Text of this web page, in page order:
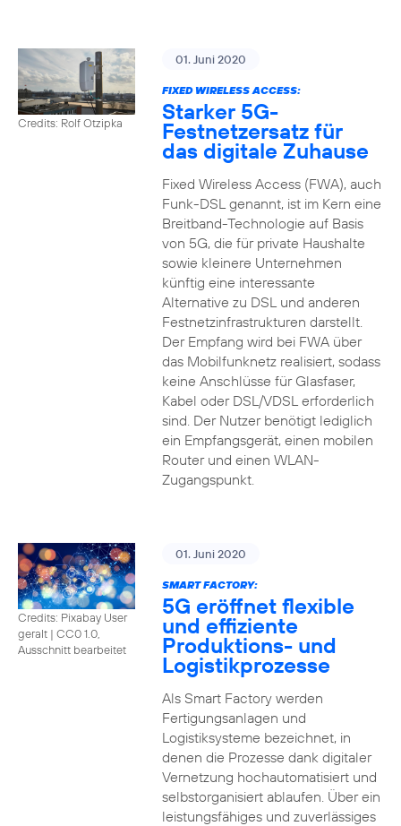
Credits: Rolf Otzipka
01. Juni 2020
FIXED WIRELESS ACCESS:
Starker 5G-
Festnetzersatz für
das digitale Zuhause
Fixed Wireless Access (FWA), auch
Funk-DSL genannt, ist im Kern eine
Breitband-Technologie auf Basis
von 5G, die für private Haushalte
sowie kleinere Unternehmen
künftig eine interessante
Alternative zu DSL und anderen
Festnetzinfrastrukturen darstellt.
Der Empfang wird bei FWA über
das Mobilfunknetz realisiert, sodass
keine Anschlüsse für Glasfaser,
Kabel oder DSL/VDSL erforderlich
sind. Der Nutzer benötigt lediglich
ein Empfangsgerät, einen mobilen
Router und einen WLAN-
Zugangspunkt.
Credits: Pixabay User
geralt | CC0 1.0,
Ausschnitt bearbeitet
01. Juni 2020
SMART FACTORY:
5G eröffnet flexible
und effiziente
Produktions- und
Logistikprozesse
Als Smart Factory werden
Fertigungsanlagen und
Logistiksysteme bezeichnet, in
denen die Prozesse dank digitaler
Vernetzung hochautomatisiert und
selbstorganisiert ablaufen. Über ein
leistungsfähiges und zuverlässiges